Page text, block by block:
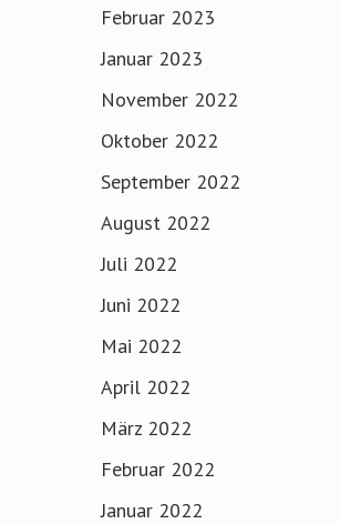
Februar 2023
Januar 2023
November 2022
Oktober 2022
September 2022
August 2022
Juli 2022
Juni 2022
Mai 2022
April 2022
März 2022
Februar 2022
Januar 2022